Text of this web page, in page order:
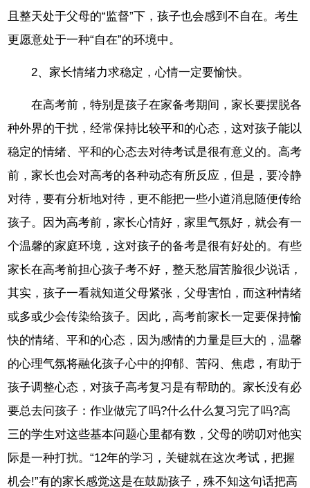
且整天处于父母的“监督”下，孩子也会感到不自在。考生
更愿意处于一种“自在”的环境中。
2、家长情绪力求稳定，心情一定要愉快。
在高考前，特别是孩子在家备考期间，家长要摆脱各
种外界的干扰，经常保持比较平和的心态，这对孩子能以
稳定的情绪、平和的心态去对待考试是很有意义的。高考
前，家长也会对高考的各种动态有所反应，但是，要冷静
对待，要有分析地对待，更不能把一些小道消息随便传给
孩子。因为高考前，家长心情好，家里气氛好，就会有一
个温馨的家庭环境，这对孩子的备考是很有好处的。有些
家长在高考前担心孩子考不好，整天愁眉苦脸很少说话，
其实，孩子一看就知道父母紧张，父母害怕，而这种情绪
或多或少会传染给孩子。因此，高考前家长一定要保持愉
快的情绪、平和的心态，因为感情的力量是巨大的，温馨
的心理气氛将融化孩子心中的抑郁、苦闷、焦虑，有助于
孩子调整心态，对孩子高考复习是有帮助的。家长没有必
要总去问孩子：作业做完了吗?什么什么复习完了吗?高
三的学生对这些基本问题心里都有数，父母的唠叨对他实
际是一种打扰。“12年的学习，关键就在这次考试，把握
机会!”有的家长感觉这是在鼓励孩子，殊不知这句话把高